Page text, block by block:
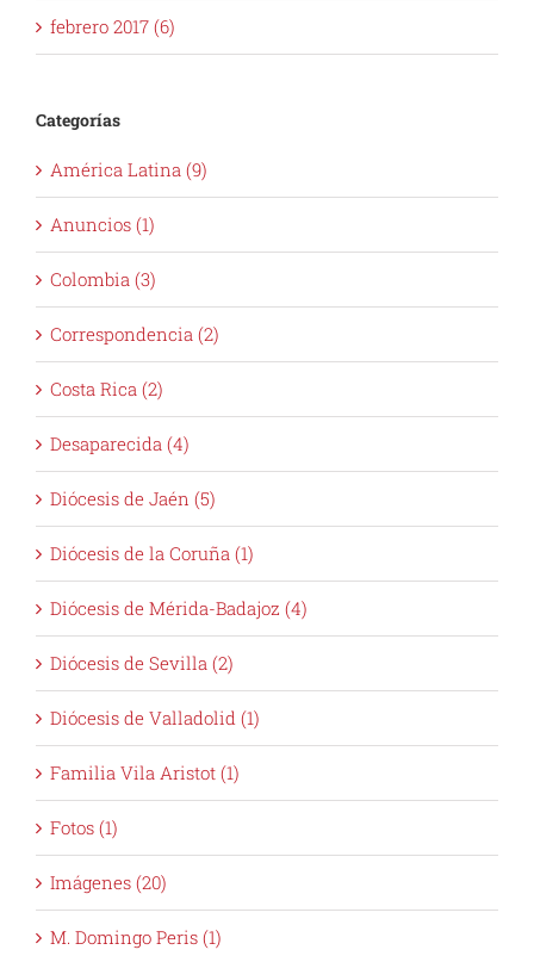
febrero 2017 (6)
Categorías
América Latina (9)
Anuncios (1)
Colombia (3)
Correspondencia (2)
Costa Rica (2)
Desaparecida (4)
Diócesis de Jaén (5)
Diócesis de la Coruña (1)
Diócesis de Mérida-Badajoz (4)
Diócesis de Sevilla (2)
Diócesis de Valladolid (1)
Familia Vila Aristot (1)
Fotos (1)
Imágenes (20)
M. Domingo Peris (1)